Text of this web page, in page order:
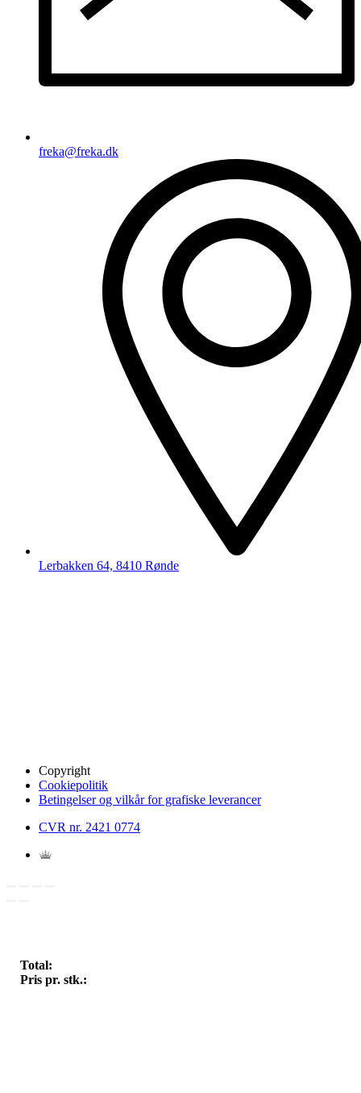
Total:
Pris pr. stk.:
freka@freka.dk
Lerbakken 64, 8410 Rønde
Copyright
Cookiepolitik
Betingelser og vilkår for grafiske leverancer
CVR nr. 2421 0774